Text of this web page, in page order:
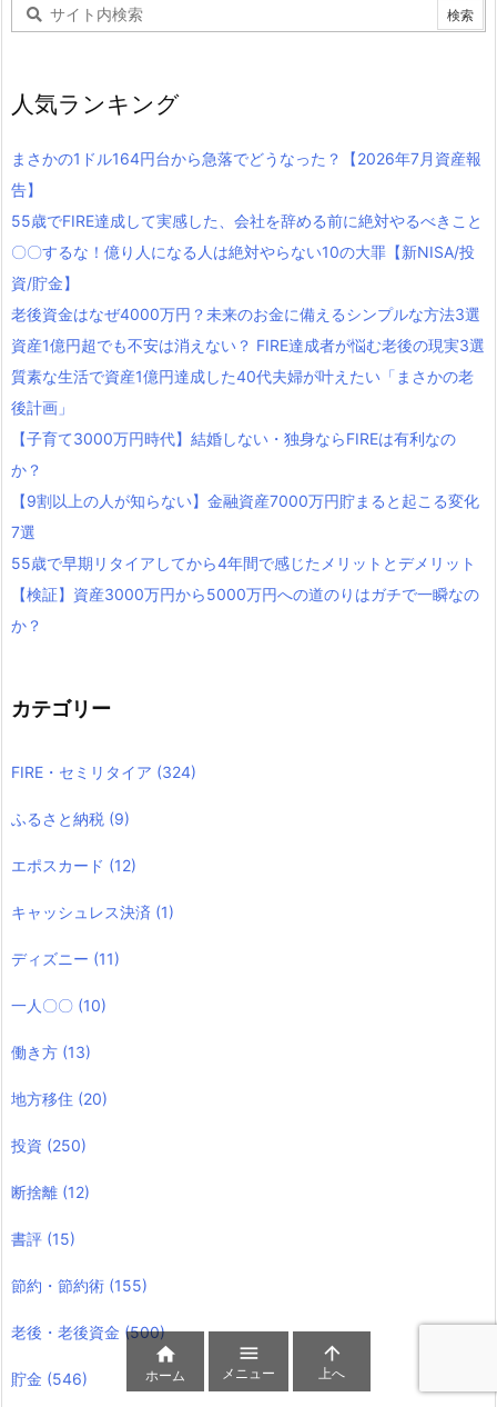
人気ランキング
まさかの1ドル164円台から急落でどうなった？【2026年7月資産報
告】
55歳でFIRE達成して実感した、会社を辞める前に絶対やるべきこと
〇〇するな！億り人になる人は絶対やらない10の大罪【新NISA/投
資/貯金】
老後資金はなぜ4000万円？未来のお金に備えるシンプルな方法3選
資産1億円超でも不安は消えない？ FIRE達成者が悩む老後の現実3選
質素な生活で資産1億円達成した40代夫婦が叶えたい「まさかの老
後計画」
【子育て3000万円時代】結婚しない・独身ならFIREは有利なの
か？
【9割以上の人が知らない】金融資産7000万円貯まると起こる変化
7選
55歳で早期リタイアしてから4年間で感じたメリットとデメリット
【検証】資産3000万円から5000万円への道のりはガチで一瞬なの
か？
カテゴリー
FIRE・セミリタイア (324)
ふるさと納税 (9)
エポスカード (12)
キャッシュレス決済 (1)
ディズニー (11)
一人〇〇 (10)
働き方 (13)
地方移住 (20)
投資 (250)
断捨離 (12)
書評 (15)
節約・節約術 (155)
老後・老後資金 (500)
貯金 (546)

ホーム

メニュー

上へ